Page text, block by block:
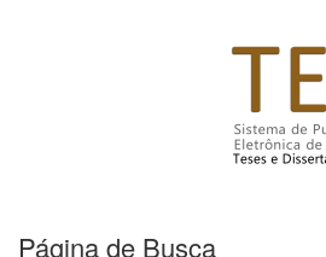
Página de Busca